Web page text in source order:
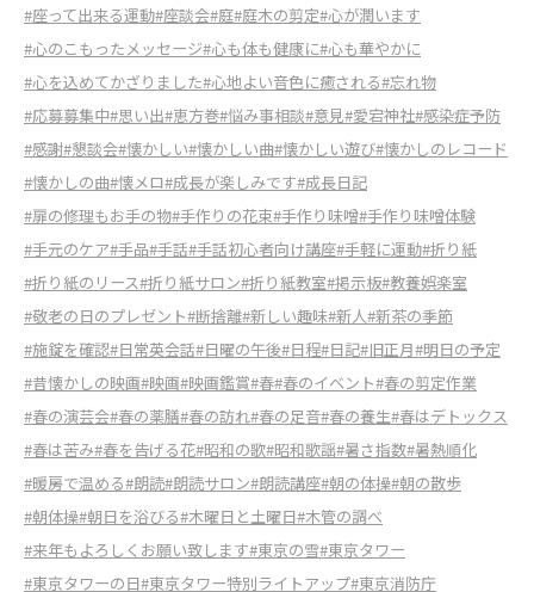
#座って出来る運動#座談会#庭#庭木の剪定#心が潤います
#心のこもったメッセージ#心も体も健康に#心も華やかに
#心を込めてかざりました#心地よい音色に癒される#忘れ物
#応募募集中#思い出#恵方巻#悩み事相談#意見#愛宕神社#感染症予防
#感謝#懇談会#懐かしい#懐かしい曲#懐かしい遊び#懐かしのレコード
#懐かしの曲#懐メロ#成長が楽しみです#成長日記
#扉の修理もお手の物#手作りの花束#手作り味噌#手作り味噌体験
#手元のケア#手品#手話#手話初心者向け講座#手軽に運動#折り紙
#折り紙のリース#折り紙サロン#折り紙教室#掲示板#教養娯楽室
#敬老の日のプレゼント#断捨離#新しい趣味#新人#新茶の季節
#施錠を確認#日常英会話#日曜の午後#日程#日記#旧正月#明日の予定
#昔懐かしの映画#映画#映画鑑賞#春#春のイベント#春の剪定作業
#春の演芸会#春の薬膳#春の訪れ#春の足音#春の養生#春はデトックス
#春は苦み#春を告げる花#昭和の歌#昭和歌謡#暑さ指数#暑熱順化
#暖房で温める#朗読#朗読サロン#朗読講座#朝の体操#朝の散歩
#朝体操#朝日を浴びる#木曜日と土曜日#木管の調べ
#来年もよろしくお願い致します#東京の雪#東京タワー
#東京タワーの日#東京タワー特別ライトアップ#東京消防庁